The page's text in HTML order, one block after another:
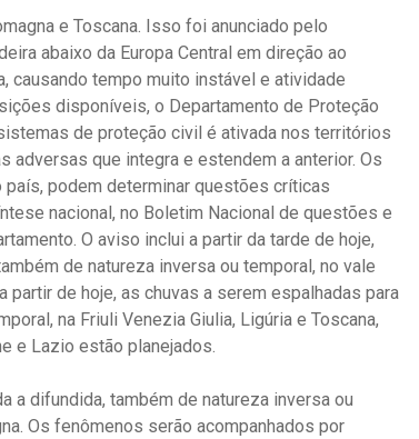
e Toscana. Isso foi anunciado pelo
abaixo da Europa Central em direção ao
causando tempo muito instável e atividade
disponíveis, o Departamento de Proteção
de proteção civil é ativada nos territórios
que integra e estendem a anterior. Os
podem determinar questões críticas
nacional, no Boletim Nacional de questões e
O aviso inclui a partir da tarde de hoje,
de natureza inversa ou temporal, no vale
de hoje, as chuvas a serem espalhadas para
na Friuli Venezia Giulia, Ligúria e Toscana,
e Lazio estão planejados.
a difundida, também de natureza inversa ou
Os fenômenos serão acompanhados por